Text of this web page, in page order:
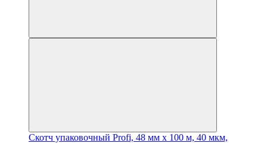
Скотч упаковочный Profi, 48 мм x 100 м, 40 мкм,